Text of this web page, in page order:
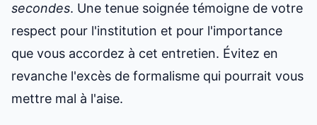
secondes. Une tenue soignée témoigne de votre
respect pour l'institution et pour l'importance
que vous accordez à cet entretien. Évitez en
revanche l'excès de formalisme qui pourrait vous
mettre mal à l'aise.